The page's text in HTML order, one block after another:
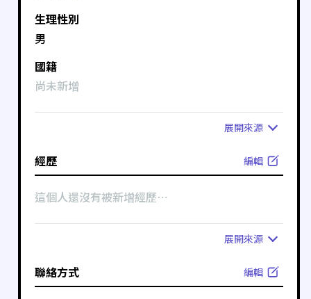
生理性別
男
國籍
尚未新增
展開來源
經歷 編輯
這個人還沒有被新增經歷⋯
展開來源
聯絡方式 編輯